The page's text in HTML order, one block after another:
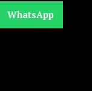
WhatsApp